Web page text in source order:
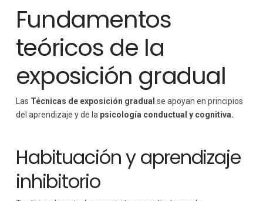
Fundamentos
teóricos de la
exposición gradual
Las Técnicas de exposición gradual se apoyan en principios
del aprendizaje y de la psicología conductual y cognitiva.
Habituación y aprendizaje
inhibitorio